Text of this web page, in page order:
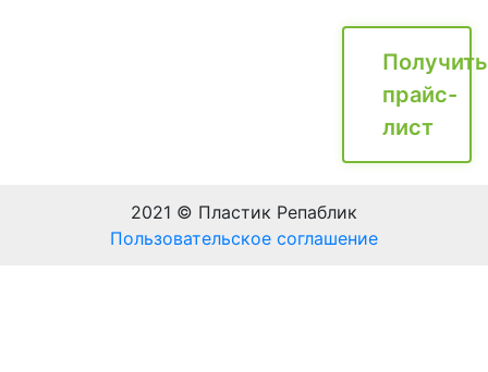
Получить
прайс-
лист
2021 © Пластик Репаблик
Пользовательское соглашение